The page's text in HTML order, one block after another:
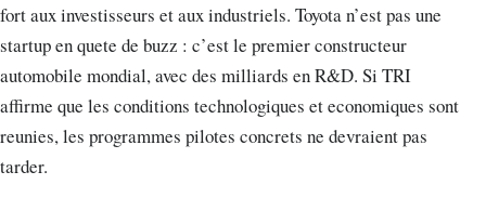
fort aux investisseurs et aux industriels. Toyota n’est pas une
startup en quete de buzz : c’est le premier constructeur
automobile mondial, avec des milliards en R&D. Si TRI
affirme que les conditions technologiques et economiques sont
reunies, les programmes pilotes concrets ne devraient pas
tarder.